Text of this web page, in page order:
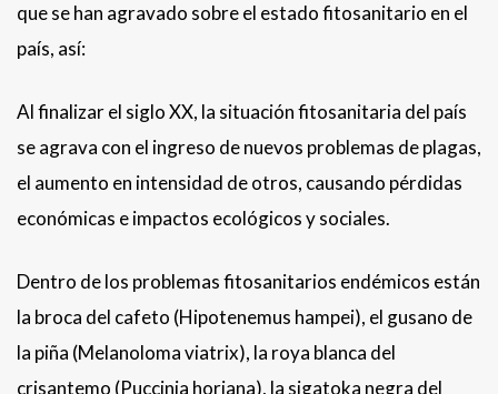
que se han agravado sobre el estado fitosanitario en el
país, así:
Al finalizar el siglo XX, la situación fitosanitaria del país
se agrava con el ingreso de nuevos problemas de plagas,
el aumento en intensidad de otros, causando pérdidas
económicas e impactos ecológicos y sociales.
Dentro de los problemas fitosanitarios endémicos están
la broca del cafeto (Hipotenemus hampei), el gusano de
la piña (Melanoloma viatrix), la roya blanca del
crisantemo (Puccinia horiana), la sigatoka negra del